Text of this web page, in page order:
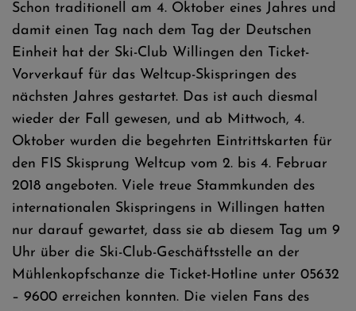
Schon traditionell am 4. Oktober eines Jahres und
damit einen Tag nach dem Tag der Deutschen
Einheit hat der Ski-Club Willingen den Ticket-
Vorverkauf für das Weltcup-Skispringen des
nächsten Jahres gestartet. Das ist auch diesmal
wieder der Fall gewesen, und ab Mittwoch, 4.
Oktober wurden die begehrten Eintrittskarten für
den FIS Skisprung Weltcup vom 2. bis 4. Februar
2018 angeboten. Viele treue Stammkunden des
internationalen Skispringens in Willingen hatten
nur darauf gewartet, dass sie ab diesem Tag um 9
Uhr über die Ski-Club-Geschäftsstelle an der
Mühlenkopfschanze die Ticket-Hotline unter 05632
– 9600 erreichen konnten. Die vielen Fans des